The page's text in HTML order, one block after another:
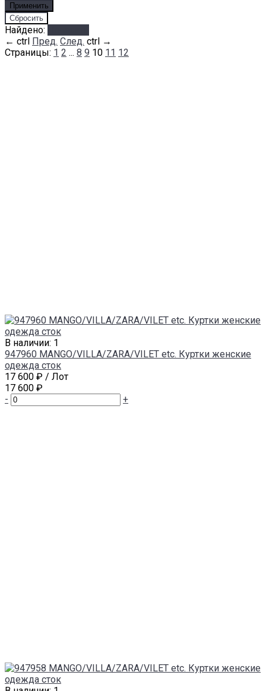
Найдено:
← ctrl Пред. След. ctrl →
Страницы: 1 2 ... 8 9 10 11 12
В наличии: 1
947960 MANGO/VILLA/ZARA/VILET etc. Куртки женские
одежда сток
17 600 ₽ / Лот
17 600 ₽
-
+